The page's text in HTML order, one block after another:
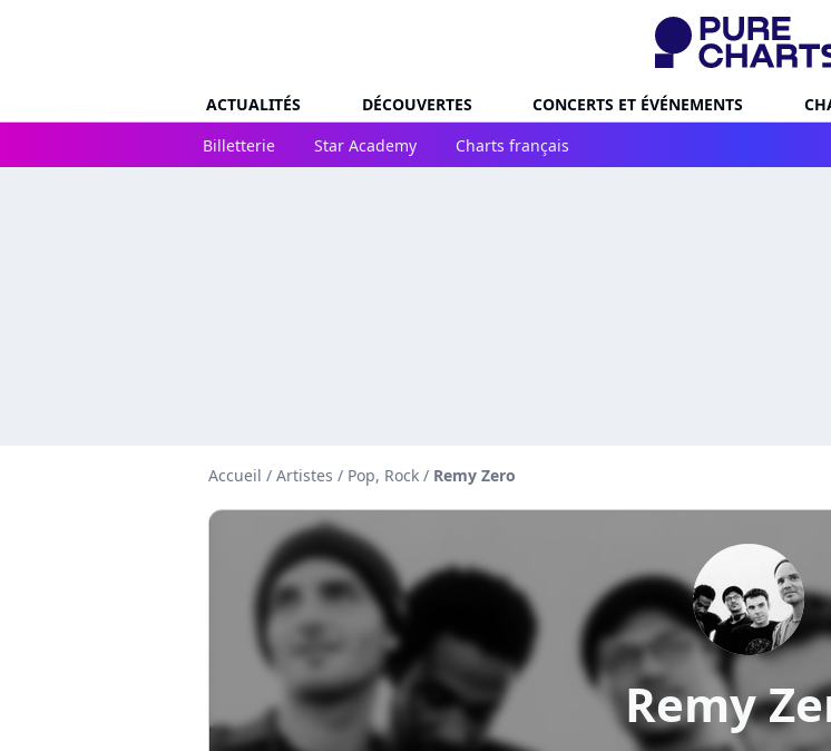
ACTUALITÉS DÉCOUVERTES CONCERTS ET ÉVÉNEMENTS
Billetterie
Star Academy Charts français
Accueil / Artistes / Pop, Rock / Remy Zero
Remy